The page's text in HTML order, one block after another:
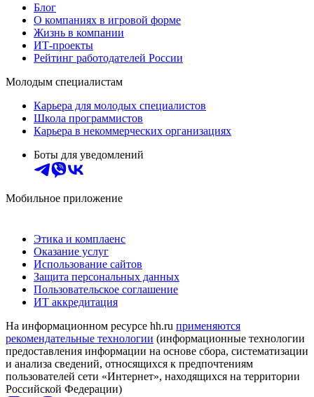
Блог
О компаниях в игровой форме
Жизнь в компании
ИТ-проекты
Рейтинг работодателей России
Молодым специалистам
Карьера для молодых специалистов
Школа программистов
Карьера в некоммерческих организациях
Боты для уведомлений
Мобильное приложение
Этика и комплаенс
Оказание услуг
Использование сайтов
Защита персональных данных
Пользовательское соглашение
ИТ аккредитация
На информационном ресурсе hh.ru применяются
рекомендательные технологии (информационные технологии
предоставления информации на основе сбора, систематизации
и анализа сведений, относящихся к предпочтениям
пользователей сети «Интернет», находящихся на территории
Российской Федерации)